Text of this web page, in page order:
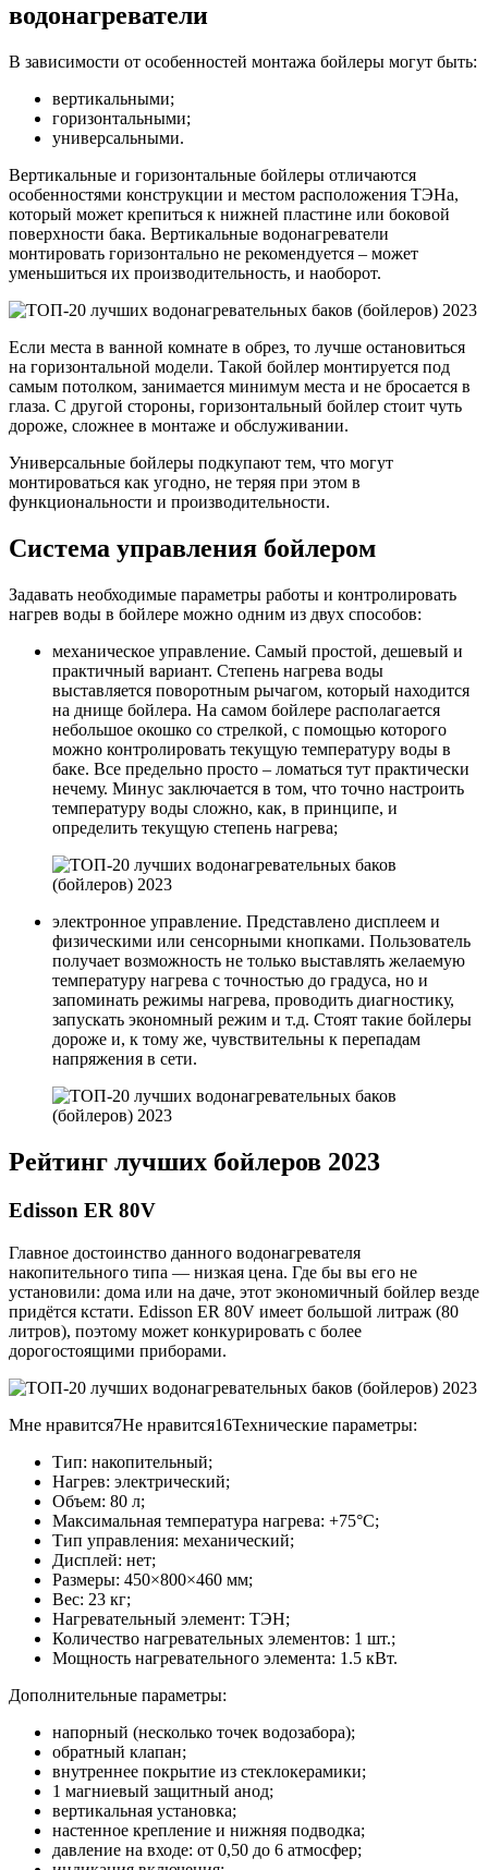
водонагреватели
В зависимости от особенностей монтажа бойлеры могут быть:
вертикальными;
горизонтальными;
универсальными.
Вертикальные и горизонтальные бойлеры отличаются
особенностями конструкции и местом расположения ТЭНа,
который может крепиться к нижней пластине или боковой
поверхности бака. Вертикальные водонагреватели
монтировать горизонтально не рекомендуется – может
уменьшиться их производительность, и наоборот.
Если места в ванной комнате в обрез, то лучше остановиться
на горизонтальной модели. Такой бойлер монтируется под
самым потолком, занимается минимум места и не бросается в
глаза. С другой стороны, горизонтальный бойлер стоит чуть
дороже, сложнее в монтаже и обслуживании.
Универсальные бойлеры подкупают тем, что могут
монтироваться как угодно, не теряя при этом в
функциональности и производительности.
Система управления бойлером
Задавать необходимые параметры работы и контролировать
нагрев воды в бойлере можно одним из двух способов:
механическое управление. Самый простой, дешевый и
практичный вариант. Степень нагрева воды
выставляется поворотным рычагом, который находится
на днище бойлера. На самом бойлере располагается
небольшое окошко со стрелкой, с помощью которого
можно контролировать текущую температуру воды в
баке. Все предельно просто – ломаться тут практически
нечему. Минус заключается в том, что точно настроить
температуру воды сложно, как, в принципе, и
определить текущую степень нагрева;
электронное управление. Представлено дисплеем и
физическими или сенсорными кнопками. Пользователь
получает возможность не только выставлять желаемую
температуру нагрева с точностью до градуса, но и
запоминать режимы нагрева, проводить диагностику,
запускать экономный режим и т.д. Стоят такие бойлеры
дороже и, к тому же, чувствительны к перепадам
напряжения в сети.
Рейтинг лучших бойлеров 2023
Edisson ER 80V
Главное достоинство данного водонагревателя
накопительного типа — низкая цена. Где бы вы его не
установили: дома или на даче, этот экономичный бойлер везде
придётся кстати. Edisson ER 80V имеет большой литраж (80
литров), поэтому может конкурировать с более
дорогостоящими приборами.
Мне нравится7Не нравится16Технические параметры:
Тип: накопительный;
Нагрев: электрический;
Объем: 80 л;
Максимальная температура нагрева: +75°С;
Тип управления: механический;
Дисплей: нет;
Размеры: 450×800×460 мм;
Вес: 23 кг;
Нагревательный элемент: ТЭН;
Количество нагревательных элементов: 1 шт.;
Мощность нагревательного элемента: 1.5 кВт.
Дополнительные параметры:
напорный (несколько точек водозабора);
обратный клапан;
внутреннее покрытие из стеклокерамики;
1 магниевый защитный анод;
вертикальная установка;
настенное крепление и нижняя подводка;
давление на входе: от 0,50 до 6 атмосфер;